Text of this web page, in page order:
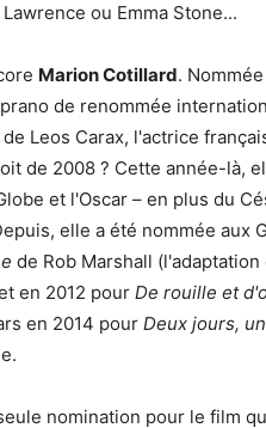
ou Emma Stone...
Marion Cotillard.
de renommée
de Leos Carax, l'actrice
de 2008 ? Cette année-là,
et l'Oscar – en plus du
elle a été nommée aux
de Rob Marshall
en 2012 pour De rouille et
en 2014 pour Deux jours,
nomination pour le film